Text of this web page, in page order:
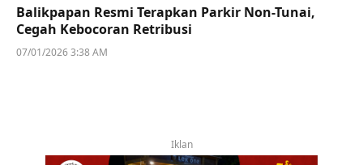
Balikpapan Resmi Terapkan Parkir Non-Tunai,
Cegah Kebocoran Retribusi
07/01/2026 3:38 AM
Iklan